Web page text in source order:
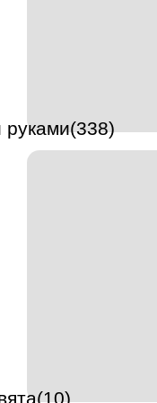
руками(338)